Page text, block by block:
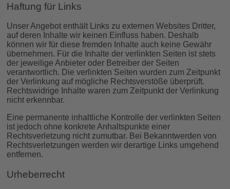
Haftung für Links
Unser Angebot enthält Links zu externen Websites Dritter,
auf deren Inhalte wir keinen Einfluss haben. Deshalb
können wir für diese fremden Inhalte auch keine Gewähr
übernehmen. Für die Inhalte der verlinkten Seiten ist stets
der jeweilige Anbieter oder Betreiber der Seiten
verantwortlich. Die verlinkten Seiten wurden zum Zeitpunkt
der Verlinkung auf mögliche Rechtsverstöße überprüft.
Rechtswidrige Inhalte waren zum Zeitpunkt der Verlinkung
nicht erkennbar.
Eine permanente inhaltliche Kontrolle der verlinkten Seiten
ist jedoch ohne konkrete Anhaltspunkte einer
Rechtsverletzung nicht zumutbar. Bei Bekanntwerden von
Rechtsverletzungen werden wir derartige Links umgehend
entfernen.
Urheberrecht